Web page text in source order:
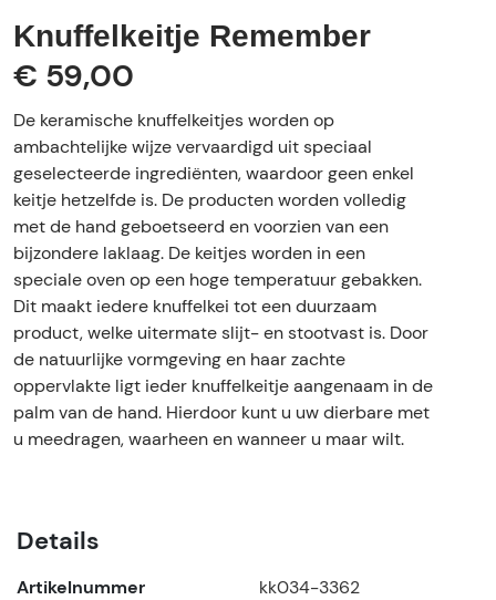
Knuffelkeitje Remember
€ 59,00
De keramische knuffelkeitjes worden op
ambachtelijke wijze vervaardigd uit speciaal
geselecteerde ingrediënten, waardoor geen enkel
keitje hetzelfde is. De producten worden volledig
met de hand geboetseerd en voorzien van een
bijzondere laklaag. De keitjes worden in een
speciale oven op een hoge temperatuur gebakken.
Dit maakt iedere knuffelkei tot een duurzaam
product, welke uitermate slijt- en stootvast is. Door
de natuurlijke vormgeving en haar zachte
oppervlakte ligt ieder knuffelkeitje aangenaam in de
palm van de hand. Hierdoor kunt u uw dierbare met
u meedragen, waarheen en wanneer u maar wilt.
Details
Artikelnummer
kk034-3362